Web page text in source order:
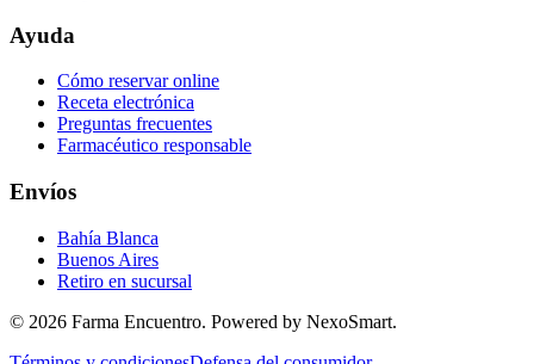
Ayuda
Cómo reservar online
Receta electrónica
Preguntas frecuentes
Farmacéutico responsable
Envíos
Bahía Blanca
Buenos Aires
Retiro en sucursal
© 2026 Farma Encuentro. Powered by NexoSmart.